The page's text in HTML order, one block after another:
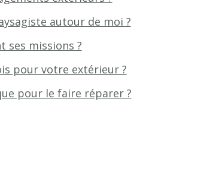
autour de moi ?
ses missions ?
pour votre extérieur ?
pour le faire réparer ?